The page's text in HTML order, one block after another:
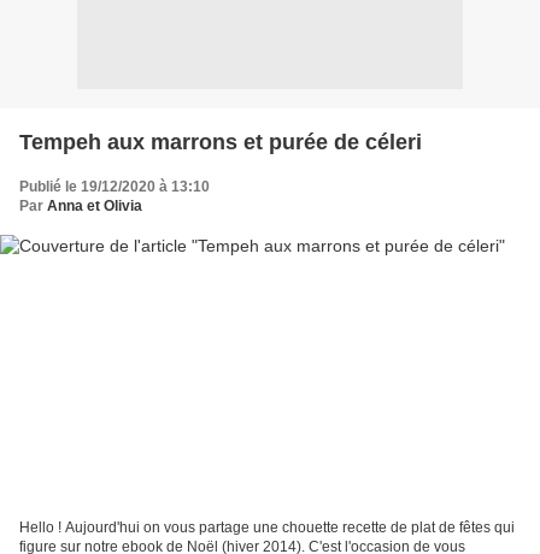
Tempeh aux marrons et purée de céleri
Publié le 19/12/2020 à 13:10
Par Anna et Olivia
Hello ! Aujourd'hui on vous partage une chouette recette de plat de fêtes qui
figure sur notre ebook de Noël (hiver 2014). C'est l'occasion de vous